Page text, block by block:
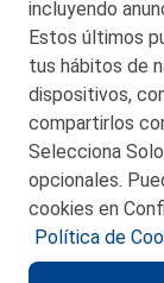
incluyendo
Estos últimos
tus hábitos de
dispositivos,
compartirlos
Selecciona
opcionales.
cookies en
Política de